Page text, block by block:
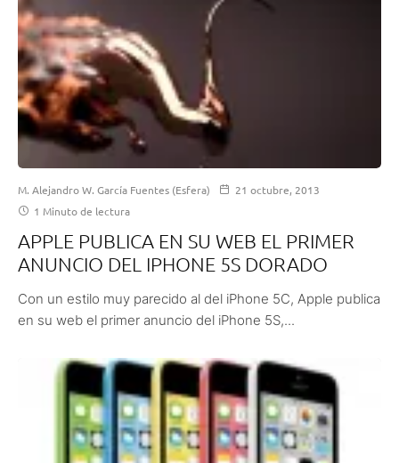
M. Alejandro W. García Fuentes (Esfera)
21 octubre, 2013
1 Minuto de lectura
APPLE PUBLICA EN SU WEB EL PRIMER
ANUNCIO DEL IPHONE 5S DORADO
Con un estilo muy parecido al del iPhone 5C, Apple publica
en su web el primer anuncio del iPhone 5S,...